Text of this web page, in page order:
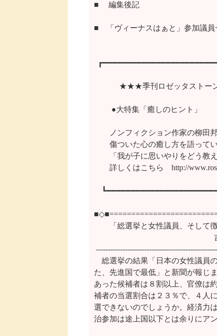
■ 　編集後記
■　「ヴィーナスはぁと」参加議員
★★★季刊ロゼッタストーン
●大特集「癒しのヒント」
ノンフィクション作家の柳田邦
傷ついた心の癒し方を語ってい
「我が子に思いやりをどう教え
詳しくはこちら　http://
「総選挙と女性議員、そして
吉川春子（参議院
総選挙の結果「日本の女性議員
た、先進国で最低」と新聞が報じ
あった候補者は８割以上、官僚は
補者の当選割合は２３％で、４人
選できないのでしょうか。経済力
治参加は途上国以下とは余りにア